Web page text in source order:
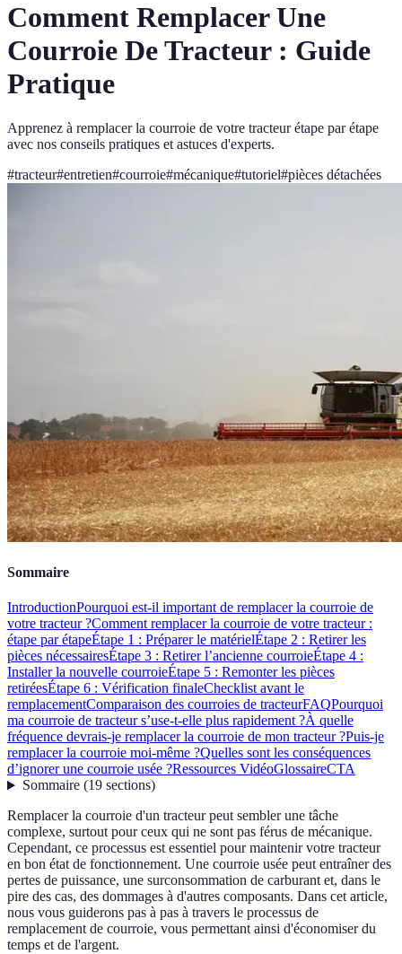
Comment Remplacer Une
Courroie De Tracteur : Guide
Pratique
Apprenez à remplacer la courroie de votre tracteur étape par étape
avec nos conseils pratiques et astuces d'experts.
#tracteur#entretien#courroie#mécanique#tutoriel#pièces détachées
Sommaire
IntroductionPourquoi est-il important de remplacer la courroie de
votre tracteur ?Comment remplacer la courroie de votre tracteur :
étape par étapeÉtape 1 : Préparer le matérielÉtape 2 : Retirer les
pièces nécessairesÉtape 3 : Retirer l’ancienne courroieÉtape 4 :
Installer la nouvelle courroieÉtape 5 : Remonter les pièces
retiréesÉtape 6 : Vérification finaleChecklist avant le
remplacementComparaison des courroies de tracteurFAQPourquoi
ma courroie de tracteur s’use-t-elle plus rapidement ?À quelle
fréquence devrais-je remplacer la courroie de mon tracteur ?Puis-je
remplacer la courroie moi-même ?Quelles sont les conséquences
d’ignorer une courroie usée ?Ressources VidéoGlossaireCTA
Sommaire(19 sections)
Remplacer la courroie d'un tracteur peut sembler une tâche
complexe, surtout pour ceux qui ne sont pas férus de mécanique.
Cependant, ce processus est essentiel pour maintenir votre tracteur
en bon état de fonctionnement. Une courroie usée peut entraîner des
pertes de puissance, une surconsommation de carburant et, dans le
pire des cas, des dommages à d'autres composants. Dans cet article,
nous vous guiderons pas à pas à travers le processus de
remplacement de courroie, vous permettant ainsi d'économiser du
temps et de l'argent.